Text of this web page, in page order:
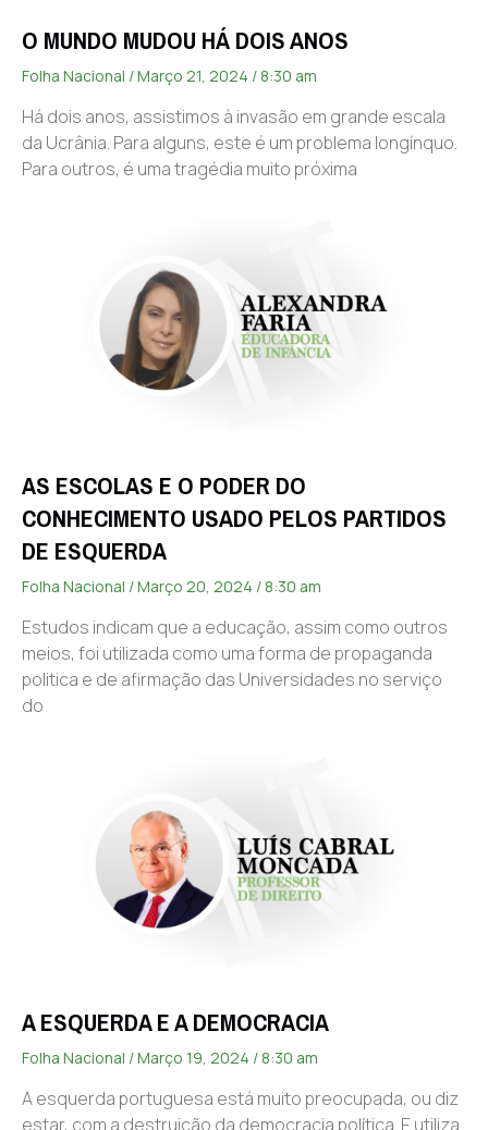
O MUNDO MUDOU HÁ DOIS ANOS
Folha Nacional Março 21, 2024 8:30 am
Há dois anos, assistimos à invasão em grande escala
da Ucrânia. Para alguns, este é um problema longínquo.
Para outros, é uma tragédia muito próxima
AS ESCOLAS E O PODER DO
CONHECIMENTO USADO PELOS PARTIDOS
DE ESQUERDA
Folha Nacional Março 20, 2024 8:30 am
Estudos indicam que a educação, assim como outros
meios, foi utilizada como uma forma de propaganda
politica e de afirmação das Universidades no serviço
do
A ESQUERDA E A DEMOCRACIA
Folha Nacional Março 19, 2024 8:30 am
A esquerda portuguesa está muito preocupada, ou diz
estar, com a destruição da democracia política. E utiliza